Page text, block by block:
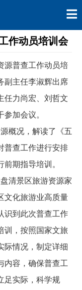
作动员培训会
源普查工作动员培
副主任李淑辉出席
任力尚宏、刘哲文
加会议。
概况，解读了《五
普查工作进行安排
期指导培训。
清景区旅游资源家
文化旅游业高质量
识到此次普查工作
训，按照国家文旅
际情况，制定详细
内容，确保普查工
足实际， 科学规